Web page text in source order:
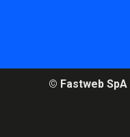
© Fastweb SpA